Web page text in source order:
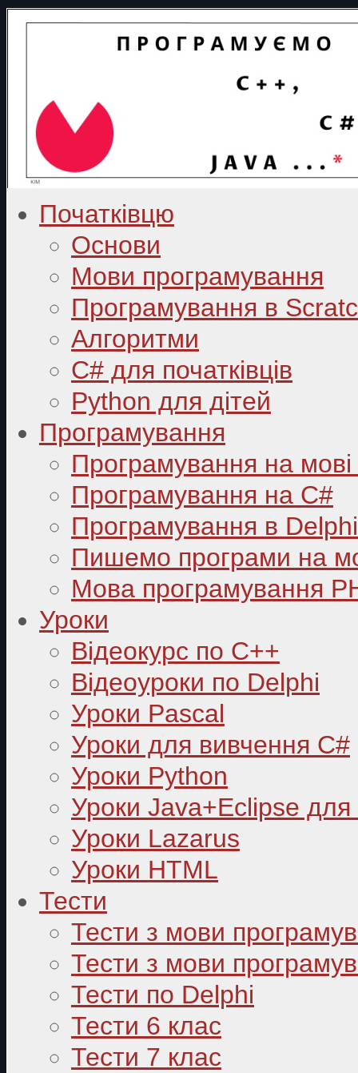
Початківцю
Основи
Мови програмування
Програмування в
Алгоритми
C# для початківців
Python для дітей
Програмування
Програмування на
Програмування на C#
Програмування в Delphi
Пишемо програми на
Мова програмування
Уроки
Відеокурс по С++
Відеоуроки по Delphi
Уроки Pascal
Уроки для вивчення C#
Уроки Python
Уроки Java+Eclipse
Уроки Lazarus
Уроки HTML
Тести
Тести з мови
Тести з мови
Тести по Delphi
Тести 6 клас
Тести 7 клас